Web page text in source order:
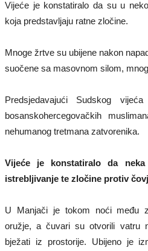
Vijeće je konstatiralo da su u
koja predstavljaju ratne zločine.
Mnoge žrtve su ubijene nakon
suočene sa masovnom silom,
Predsjedavajući Sudskog
bosanskohercegovačkih
nehumanog tretmana zatvorenika.
Vijeće je konstatiralo da
istrebljivanje te zločine protiv
U Manjači je tokom noći među
oružje, a čuvari su otvorili vatru
bježati iz prostorije. Ubijeno je